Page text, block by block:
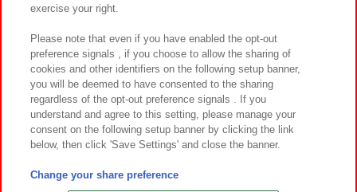
お取引先さまとともに
カスタマーハラスメント対応方針 よくあるご質問・お問い合わせ
©Bandai Namco Amusement Inc.
©Bandai Namco Amusement Lab Inc.
exercise your right.
Please note that even if you have enabled the opt-out
preference signals , if you choose to allow the sharing of
cookies and other identifiers on the following setup banner,
you will be deemed to have consented to the sharing
regardless of the opt-out preference signals . If you
understand and agree to this setting, please manage your
consent on the following setup banner by clicking the link
below, then click 'Save Settings' and close the banner.
Change your share preference